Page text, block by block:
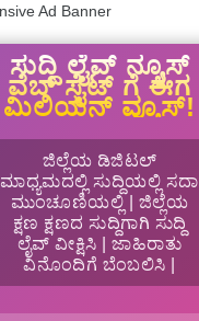
Ad Banner
ಸುದ್ದಿ ಲೈವ್ ನ್ಯೂಸ್
ವೆಬ್ ಸೈಟ್ ಗೆ ಈಗ
ಮಿಲಿಯನ್ ವ್ಯೂಸ್!
ಜಿಲ್ಲೆಯ ಡಿಜಿಟಲ್
ಮಾಧ್ಯಮದಲ್ಲಿ ಸುದ್ದಿಯಲ್ಲಿ ಸದಾ
ಮುಂಚೂಣಿಯಲ್ಲಿ | ಜಿಲ್ಲೆಯ
ಕ್ಷಣ ಕ್ಷಣದ ಸುದ್ದಿಗಾಗಿ ಸುದ್ದಿ
ಲೈವ್ ವೀಕ್ಷಿಸಿ | ಜಾಹಿರಾತು
ವಿನೊಂದಿಗೆ ಬೆಂಬಲಿಸಿ |